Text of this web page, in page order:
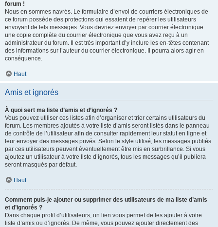
forum !
Nous en sommes navrés. Le formulaire d’envoi de courriers électroniques de
ce forum possède des protections qui essaient de repérer les utilisateurs
envoyant de tels messages. Vous devriez envoyer par courrier électronique
une copie complète du courrier électronique que vous avez reçu à un
administrateur du forum. Il est très important d’y inclure les en-têtes contenant
des informations sur l’auteur du courrier électronique. Il pourra alors agir en
conséquence.
Haut
Amis et ignorés
À quoi sert ma liste d’amis et d’ignorés ?
Vous pouvez utiliser ces listes afin d’organiser et trier certains utilisateurs du
forum. Les membres ajoutés à votre liste d’amis seront listés dans le panneau
de contrôle de l’utilisateur afin de consulter rapidement leur statut en ligne et
leur envoyer des messages privés. Selon le style utilisé, les messages publiés
par ces utilisateurs peuvent éventuellement être mis en surbrillance. Si vous
ajoutez un utilisateur à votre liste d’ignorés, tous les messages qu’il publiera
seront masqués par défaut.
Haut
Comment puis-je ajouter ou supprimer des utilisateurs de ma liste d’amis
et d’ignorés ?
Dans chaque profil d’utilisateurs, un lien vous permet de les ajouter à votre
liste d’amis ou d’ignorés. De même, vous pouvez ajouter directement des